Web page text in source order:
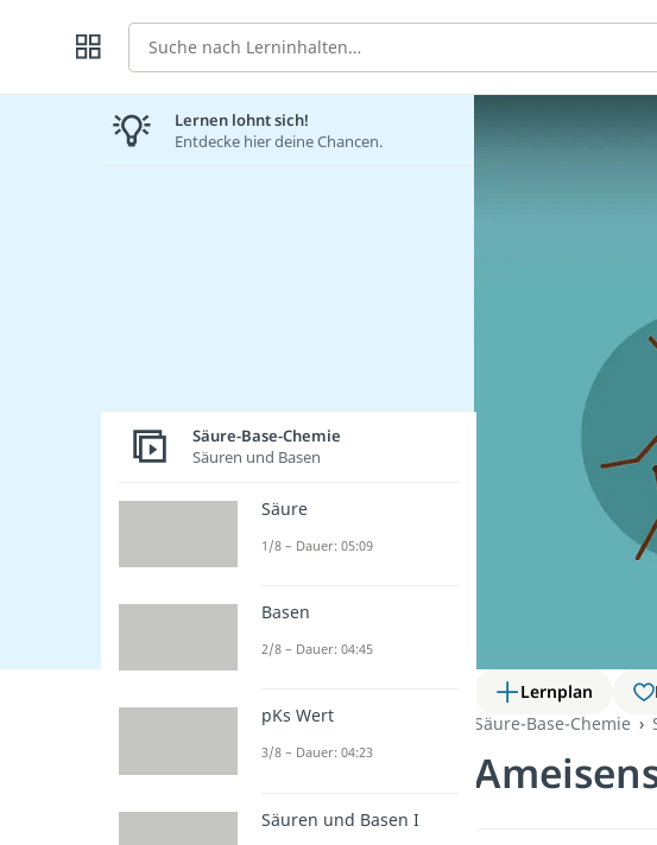
Suche
Lernplan
Säure-Base-Chemie
Lernen lohnt sich!
Entdecke hier deine Chancen.
Säure-Base-Chemie
Säuren und Basen
Säure
1/8 – Dauer: 05:09
Basen
2/8 – Dauer: 04:45
pKs Wert
3/8 – Dauer: 04:23
Säuren und Basen I